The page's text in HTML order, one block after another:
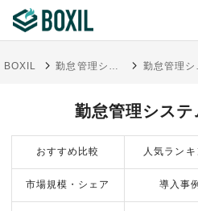
診断から探す(β版)
記事から探す
BOXIL 勤怠管理システムおすすめ17選 - 一覧比較表で費用・機能 | 選び方【シェアランキング】 勤
勤怠管理システ
おすすめ比較 人気ラン
市場規模・シェア 導入事例